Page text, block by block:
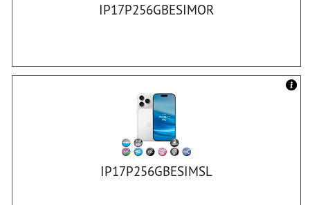
IP17P256GBESIMOR
IP17P256GBESIMSL